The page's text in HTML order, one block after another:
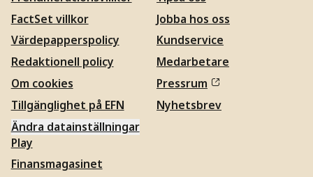
FactSet villkor
Värdepapperspolicy
Redaktionell policy
Om cookies
Tillgänglighet på EFN
Ändra datainställningar
Jobba hos oss
Kundservice
Medarbetare
Pressrum
Nyhetsbrev
Play
Finansmagasinet